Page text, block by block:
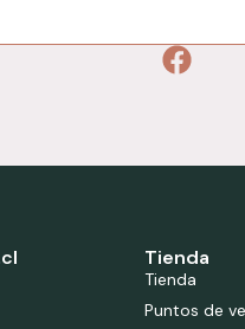
Tienda
Tienda
Puntos de